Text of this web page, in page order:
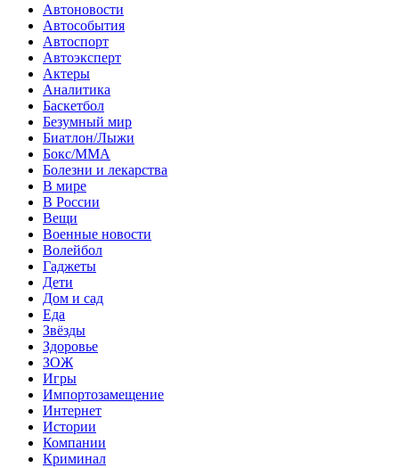
Автоновости
Автособытия
Автоспорт
Автоэксперт
Актеры
Аналитика
Баскетбол
Безумный мир
Биатлон/Лыжи
Бокс/MMA
Болезни и лекарства
В мире
В России
Вещи
Военные новости
Волейбол
Гаджеты
Дети
Дом и сад
Еда
Звёзды
Здоровье
ЗОЖ
Игры
Импортозамещение
Интернет
Истории
Компании
Криминал